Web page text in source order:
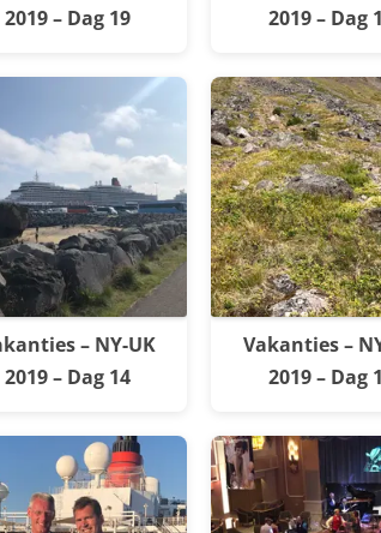
2019 – Dag 19
2019 – Dag
– NY-UK
2019 – Dag 14
Vakanties –
2019 – Dag